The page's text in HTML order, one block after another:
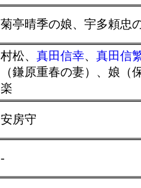
菊亭晴季の娘、宇多頼忠
村松、 真田信幸、 真田信
（鎌原重春の妻）、娘
楽
安房守
-